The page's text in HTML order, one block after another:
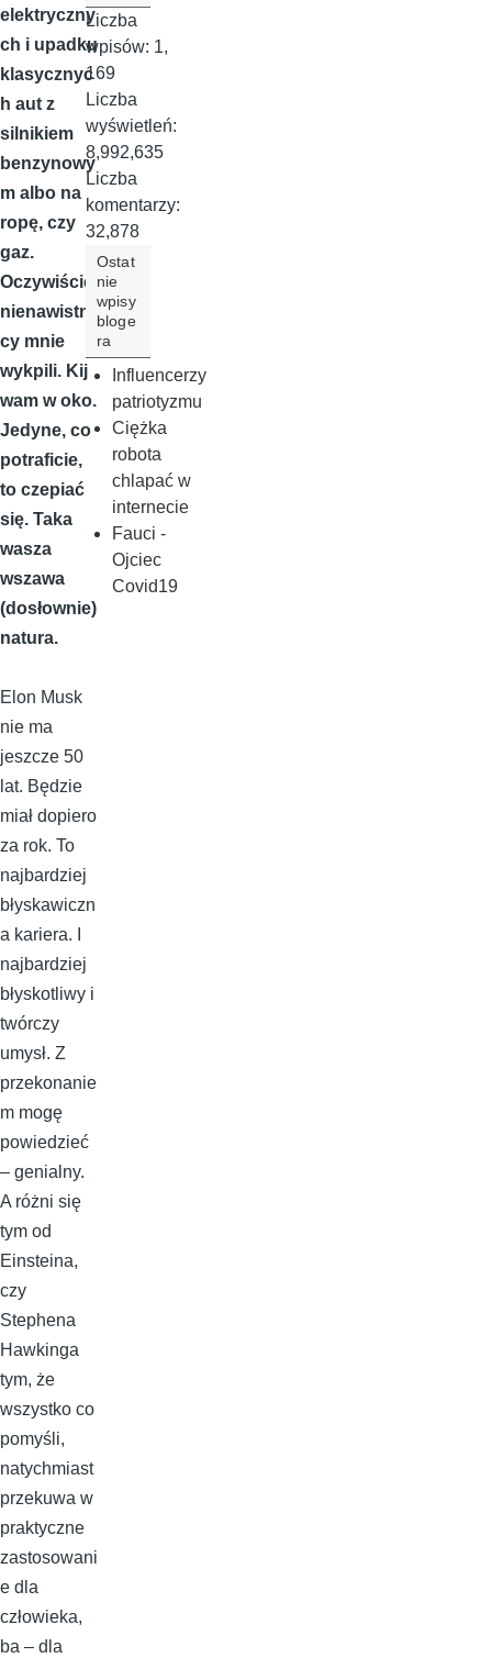
elektryczny
ch i upadku
klasycznyc
h aut z
silnikiem
benzynowy
m albo na
ropę, czy
gaz.
Oczywiście
nienawistni
cy mnie
wykpili. Kij
wam w oko.
Jedyne, co
potraficie,
to czepiać
się. Taka
wasza
wszawa
(dosłownie)
natura.
Elon Musk
nie ma
jeszcze 50
lat. Będzie
miał dopiero
za rok. To
najbardziej
błyskawiczn
a kariera. I
najbardziej
błyskotliwy i
twórczy
umysł. Z
przekonanie
m mogę
powiedzieć
– genialny.
A różni się
tym od
Einsteina,
czy
Stephena
Hawkinga
tym, że
wszystko co
pomyśli,
natychmiast
przekuwa w
praktyczne
zastosowani
e dla
człowieka,
ba – dla
Liczba
wpisów: 1,
169
Liczba
wyświetleń:
8,992,635
Liczba
komentarzy:
32,878
Ostat
nie
wpisy
bloge
ra
Influencerzy
patriotyzmu
Ciężka
robota
chlapać w
internecie
Fauci -
Ojciec
Covid19